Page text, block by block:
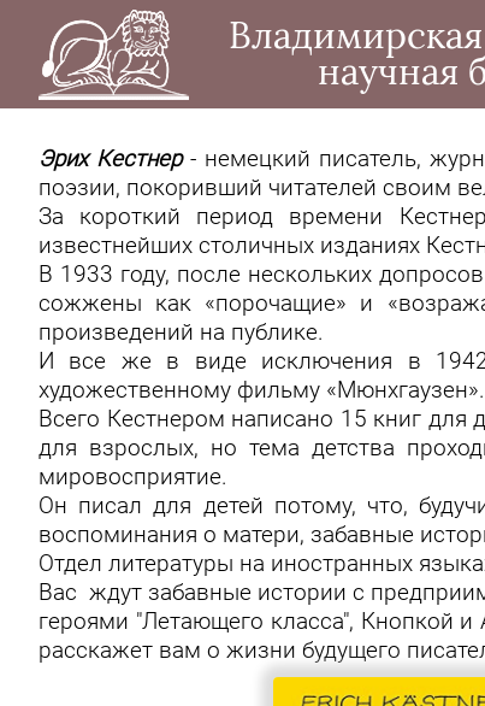
научная
Эрих Кестнер- немецкий писатель,
поэзии, покоривший читателей своим
За короткий период времени
известнейших столичных изданиях
В 1933 году, после нескольких
сожжены как «порочащие» и
произведений на публике.
И все же в виде исключения в 1942
художественному фильму «Мюнхгаузен».
Всего Кестнером написано 15 книг для
для взрослых, но тема детства
мировосприятие.
Он писал для детей потому, что,
воспоминания о матери, забавные
Отдел литературы на иностранных
Вас ждут забавные истории с
героями "Летающего класса", Кнопкой
расскажет вам о жизни будущего